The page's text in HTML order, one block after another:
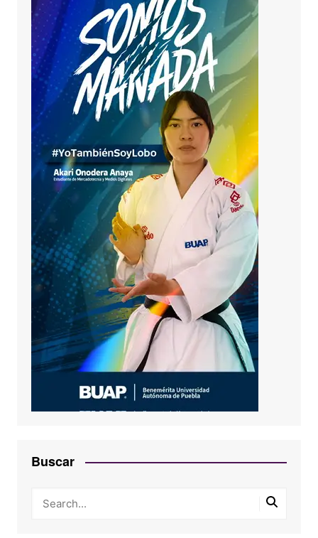
Buscar